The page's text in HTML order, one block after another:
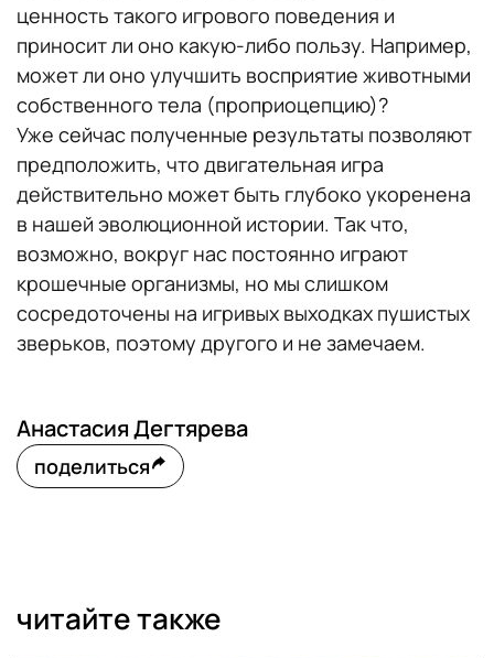
ценность такого игрового поведения и
приносит ли оно какую-либо пользу. Например,
может ли оно улучшить восприятие животными
собственного тела (проприоцепцию)?
Уже сейчас полученные результаты позволяют
предположить, что двигательная игра
действительно может быть глубоко укоренена
в нашей эволюционной истории. Так что,
возможно, вокруг нас постоянно играют
крошечные организмы, но мы слишком
сосредоточены на игривых выходках пушистых
зверьков, поэтому другого и не замечаем.
Анастасия Дегтярева
поделиться
читайте также